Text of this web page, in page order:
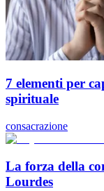
7 elementi per
spirituale
consacrazione
La forza della
Lourdes